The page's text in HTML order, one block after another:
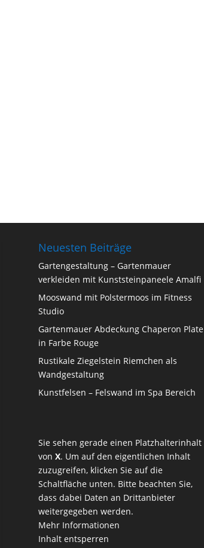
Neuesten Beiträge
Gartengestaltung – Gartenmauer
verkleiden mit Kunststeinpaneele Amalfi
Mooswand mit Polstermoos im Fitness
Studio
Gartenmauer Abdeckung Chaperon Plate
in Farbe Rouge
Rustikale Ziegelstein Riemchen als
Wandgestaltung
Kunstfelsen – Felswand im Spa Bereich
Sie sehen gerade einen Platzhalterinhalt
von X. Um auf den eigentlichen Inhalt
zuzugreifen, klicken Sie auf die
Schaltfläche unten. Bitte beachten Sie,
dass dabei Daten an Drittanbieter
weitergegeben werden.
Mehr Informationen
Inhalt entsperren